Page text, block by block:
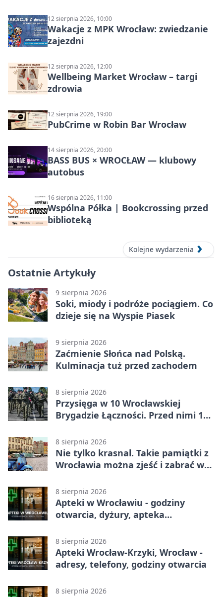
12 sierpnia 2026, 10:00
Wakacje z MPK Wrocław: zwiedzanie
zajezdni
12 sierpnia 2026, 12:00
Wellbeing Market Wrocław – targi
zdrowia
12 sierpnia 2026, 19:00
PubCrime w Robin Bar Wrocław
14 sierpnia 2026, 20:00
BASS BUS × WROCŁAW — klubowy
autobus
16 sierpnia 2026, 11:00
Wspólna Półka | Bookcrossing przed
biblioteką
Kolejne wydarzenia
Ostatnie Artykuły
9 sierpnia 2026
Soki, miody i podróże pociągiem. Co
dzieje się na Wyspie Piasek
9 sierpnia 2026
Zaćmienie Słońca nad Polską.
Kulminacja tuż przed zachodem
8 sierpnia 2026
Przysięga w 10 Wrocławskiej
Brygadzie Łączności. Przed nimi 11
8 sierpnia 2026
Nie tylko krasnal. Takie pamiątki z
Wrocławia można zjeść i zabrać w
8 sierpnia 2026
Apteki w Wrocławiu - godziny
otwarcia, dyżury, apteka
8 sierpnia 2026
Apteki Wrocław-Krzyki, Wrocław -
adresy, telefony, godziny otwarcia
8 sierpnia 2026